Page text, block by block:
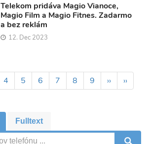
Telekom pridáva Magio Vianoce,
Magio Film a Magio Fitnes. Zadarmo
a bez reklám
12. Dec 2023
Page
4 Page
5 Page
6 Page
7 Page
8 Page
9
Ďalšia
strana
››
strana
››
Fulltext